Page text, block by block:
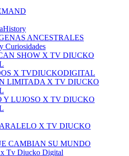
ANCESTRALES
Curiosidades
SHOW X TV DIUCKO
X TVDIUCKODIGITAL
LIMITADA X TV DIUCKO
Y LUJOSO X TV DIUCKO
X TV DIUCKO
CAMBIAN SU MUNDO
Tv Diucko Digital